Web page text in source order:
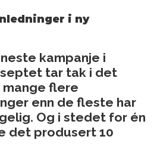
i ny
kampanje i
tar tak i det
flere
enn de fleste har
Og i stedet for én
det produsert 10